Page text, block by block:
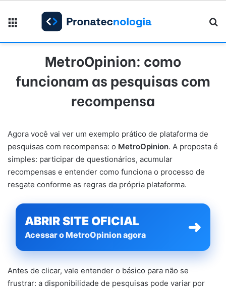
MetroOpinion: como
funcionam as pesquisas com
recompensa
Agora você vai ver um exemplo prático de plataforma de
pesquisas com recompensa: o MetroOpinion. A proposta é
simples: participar de questionários, acumular
recompensas e entender como funciona o processo de
resgate conforme as regras da própria plataforma.
ABRIR SITE OFICIAL
Acessar o MetroOpinion agora ➜
Antes de clicar, vale entender o básico para não se
frustrar: a disponibilidade de pesquisas pode variar por